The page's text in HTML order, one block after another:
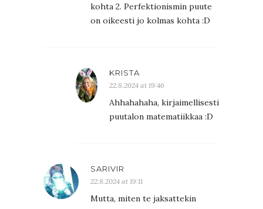
kohta 2. Perfektionismin puute
on oikeesti jo kolmas kohta :D
KRISTA
22.8.2024 at 19:46
Ahhahahaha, kirjaimellisesti
puutalon matematiikkaa :D
SARIVIR
22.8.2024 at 19:11
Mutta, miten te jaksattekin